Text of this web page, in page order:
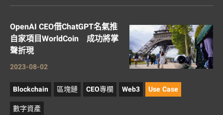
OpenAI CEO借ChatGPT名氣推
自家項目WorldCoin 成功將掌
聲折現
2023-08-02
Blockchain 區塊鏈 CEO專欄 Web3
Use Case
數字資產